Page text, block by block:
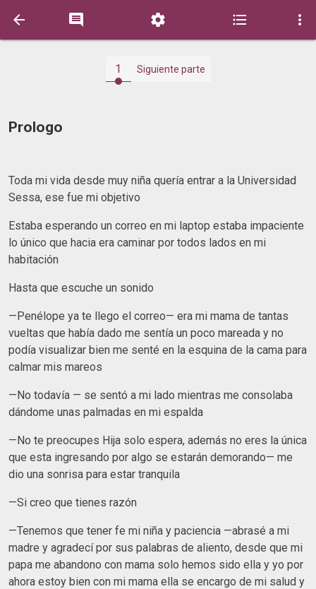
    
1 Siguiente parte
Prologo
Toda mi vida desde muy niña quería entrar a la Universidad
Sessa, ese fue mi objetivo
Estaba esperando un correo en mi laptop estaba impaciente
lo único que hacia era caminar por todos lados en mi
habitación
Hasta que escuche un sonido
—Penélope ya te llego el correo— era mi mama de tantas
vueltas que había dado me sentía un poco mareada y no
podía visualizar bien me senté en la esquina de la cama para
calmar mis mareos
—No todavía — se sentó a mi lado mientras me consolaba
dándome unas palmadas en mi espalda
—No te preocupes Hija solo espera, además no eres la única
que esta ingresando por algo se estarán demorando— me
dio una sonrisa para estar tranquila
—Si creo que tienes razón
—Tenemos que tener fe mi niña y paciencia —abrasé a mi
madre y agradecí por sus palabras de aliento, desde que mi
papa me abandono con mama solo hemos sido ella y yo por
ahora estoy bien con mi mama ella se encargo de mi salud y